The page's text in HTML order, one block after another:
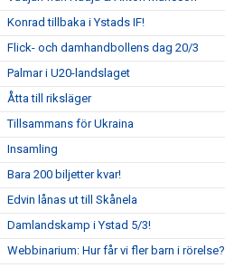
Konrad tillbaka i Ystads IF!
Flick- och damhandbollens dag 20/3
Palmar i U20-landslaget
Åtta till riksläger
Tillsammans för Ukraina
Insamling
Bara 200 biljetter kvar!
Edvin lånas ut till Skånela
Damlandskamp i Ystad 5/3!
Webbinarium: Hur får vi fler barn i rörelse?